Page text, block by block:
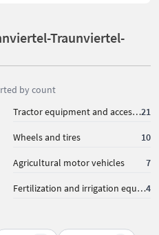
Traunviertel-
by count
Tractor equipment and accessories21
Wheels and tires 10
Agricultural motor vehicles 7
Fertilization and irrigation equipment4